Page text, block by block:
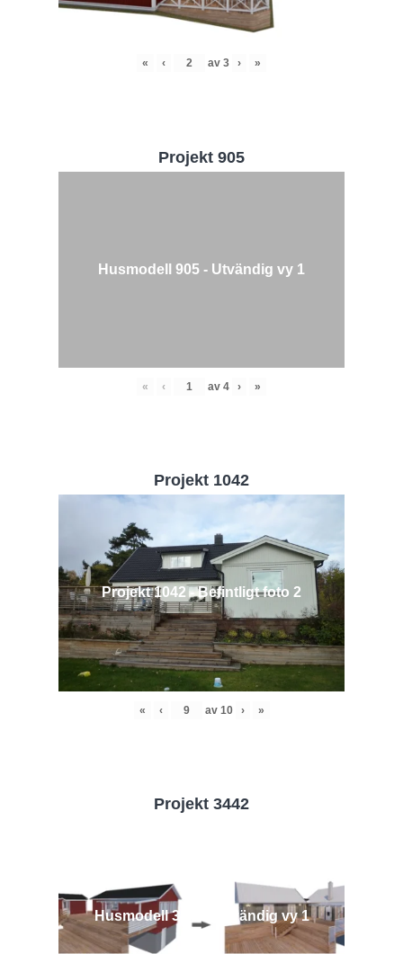
« ‹ av 3 › »
Projekt 905
Husmodell 905 - Utvändig vy 1
« ‹ av 4 › »
Projekt 1042
Projekt 1042 - Befintligt foto 2
« ‹ av 10 › »
Projekt 3442
Husmodell 3442 - Utvändig vy 1